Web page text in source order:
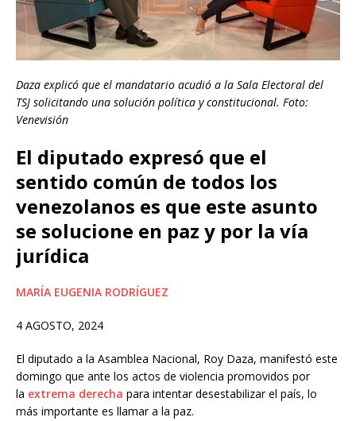
Daza explicó que el mandatario acudió a la Sala Electoral del
TSJ solicitando una solución política y constitucional. Foto:
Venevisión
El diputado expresó que el
sentido común de todos los
venezolanos es que este asunto
se solucione en paz y por la vía
jurídica
MARÍA EUGENIA RODRÍGUEZ
4 AGOSTO, 2024
El diputado a la Asamblea Nacional, Roy Daza, manifestó este
domingo que ante los actos de violencia promovidos por
la extrema derecha para intentar desestabilizar el país, lo
más importante es llamar a la paz.